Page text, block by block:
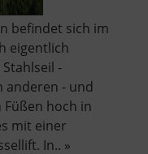
befindet sich im
eigentlich
-
anderen - und
hoch in
mit einer
In.. »